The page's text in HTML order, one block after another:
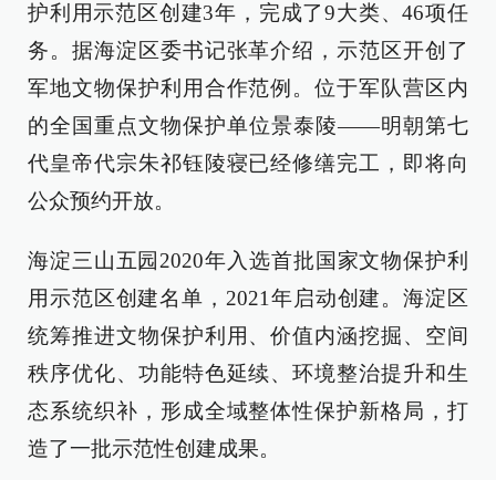
护利用示范区创建3年，完成了9大类、46项任
务。据海淀区委书记张革介绍，示范区开创了
军地文物保护利用合作范例。位于军队营区内
的全国重点文物保护单位景泰陵——明朝第七
代皇帝代宗朱祁钰陵寝已经修缮完工，即将向
公众预约开放。
海淀三山五园2020年入选首批国家文物保护利
用示范区创建名单，2021年启动创建。海淀区
统筹推进文物保护利用、价值内涵挖掘、空间
秩序优化、功能特色延续、环境整治提升和生
态系统织补，形成全域整体性保护新格局，打
造了一批示范性创建成果。